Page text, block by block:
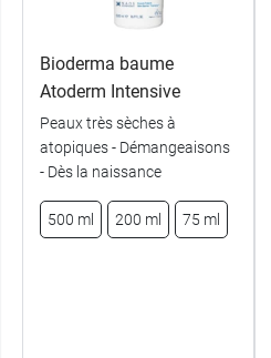
Bioderma baume
Atoderm Intensive
Peaux très sèches à
atopiques - Démangeaisons
- Dès la naissance
500 ml 200 ml 75 ml